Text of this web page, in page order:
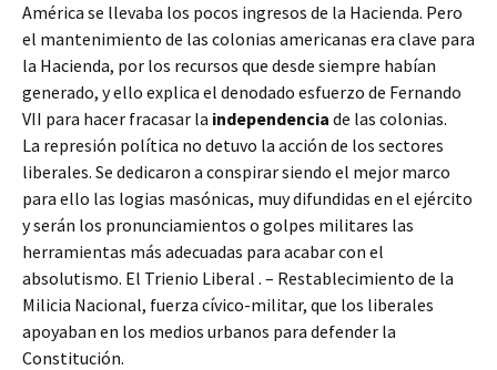
América se llevaba los pocos ingresos de la Hacienda. Pero
el mantenimiento de las colonias americanas era clave para
la Hacienda, por los recursos que desde siempre habían
generado, y ello explica el denodado esfuerzo de Fernando
VII para hacer fracasar la independencia de las colonias.
La represión política no detuvo la acción de los sectores
liberales. Se dedicaron a conspirar siendo el mejor marco
para ello las logias masónicas, muy difundidas en el ejército
y serán los pronunciamientos o golpes militares las
herramientas más adecuadas para acabar con el
absolutismo. El Trienio Liberal . – Restablecimiento de la
Milicia Nacional, fuerza cívico-militar, que los liberales
apoyaban en los medios urbanos para defender la
Constitución.